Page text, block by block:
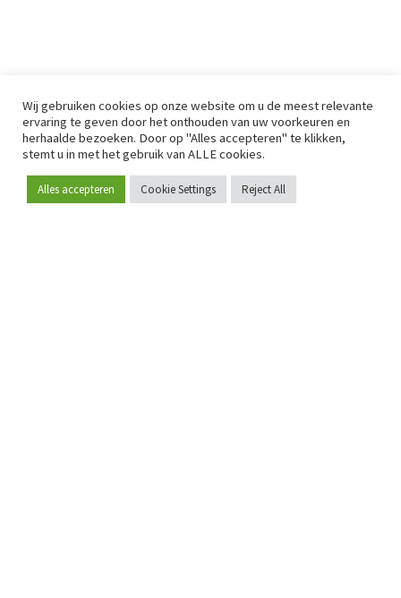
Word lid
Wij gebruiken cookies op onze website om u de meest relevante
ervaring te geven door het onthouden van uw voorkeuren en
herhaalde bezoeken. Door op "Alles accepteren" te klikken,
stemt u in met het gebruik van ALLE cookies.
Alles accepteren Cookie Settings Reject All